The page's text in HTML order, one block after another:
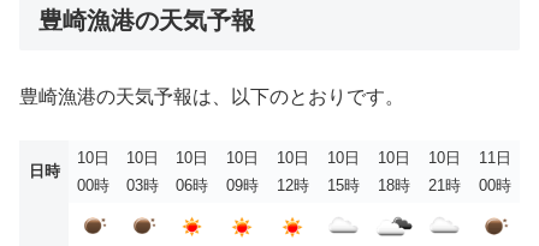
豊崎漁港の天気予報
豊崎漁港の天気予報は、以下のとおりです。
日時
10日
00時
10日
03時
10日
06時
10日
09時
10日
12時
10日
15時
10日
18時
10日
21時
11日
00時